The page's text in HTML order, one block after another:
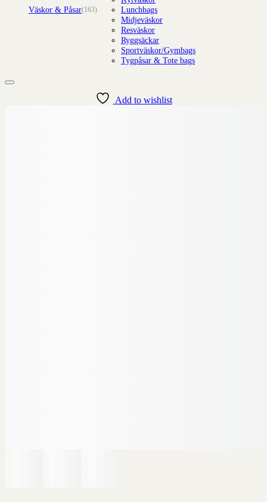
Väskor & Påsar(163)
Lunchbags
Midjeväskor
Resväskor
Ryggsäckar
Sportväskor/Gymbags
Tygpåsar & Tote bags
Add to wishlist